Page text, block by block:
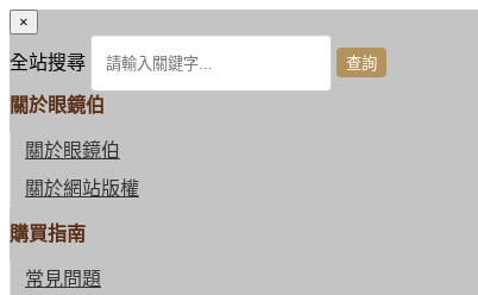
×
全站搜尋
關於眼鏡伯
關於眼鏡伯
關於網站版權
購買指南
常見問題